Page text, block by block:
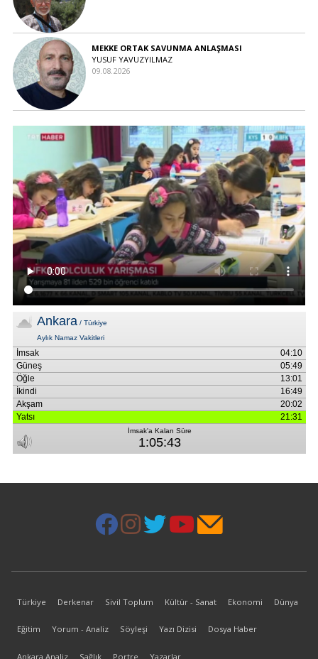
MEKKE ORTAK SAVUNMA ANLAŞMASI
YUSUF YAVUZYILMAZ
09.08.2026
Türkiye Derkenar Sivil Toplum Kültür - Sanat Ekonomi Dünya
Eğitim Yorum - Analiz Söyleşi Yazı Dizisi Dosya Haber
Ankara Analiz Sağlık Portre Yazarlar